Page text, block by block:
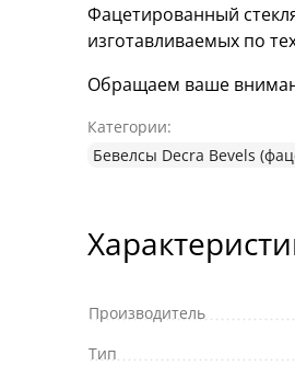
Фацетированный
изготавливаемых по
Обращаем ваше
Категории:
Бевелсы Decra Bevels
Производитель
Тип